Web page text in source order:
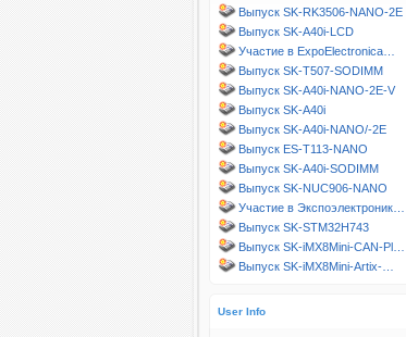
Выпуск SK-RK3506-NANO-2E
Выпуск SK-A40i-LCD
Участие в ExpoElectronica…
Выпуск SK-T507-SODIMM
Выпуск SK-A40i-NANO-2E-V
Выпуск SK-A40i
Выпуск SK-A40i-NANO/-2E
Выпуск ES-T113-NANO
Выпуск SK-A40i-SODIMM
Выпуск SK-NUC906-NANO
Участие в Экспоэлектроник…
Выпуск SK-STM32H743
Выпуск SK-iMX8Mini-CAN-Pl…
Выпуск SK-iMX8Mini-Artix-…
User Info